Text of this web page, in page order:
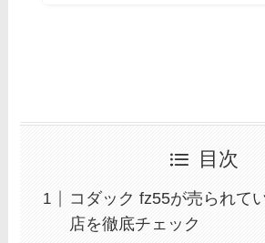
目次
コダック fz55が売られて
店を徹底チェック